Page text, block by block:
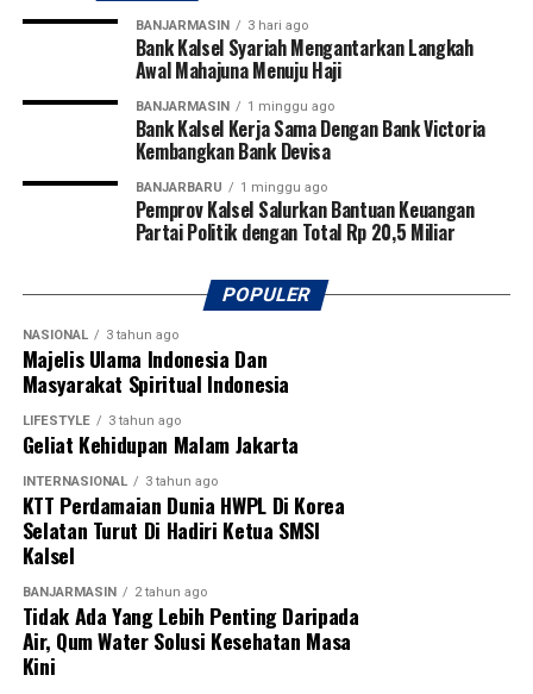
Pangdam juga berharap dari kompetisi perdana tersebut
akan lahir pemain-pemain potensial yang mampu
membawa nama harum Kalimantan Selatan dan
Kalimantan Tengah di tingkat nasional bahkan
internasional.
Pembukaan turnamen semakin meriah dengan laga
perdana yang mempertemukan tim Kabupaten Tapin
melawan Kabupaten Hulu Sungai Utara (HSU). Kegiatan
Kalimantan Selatan, KONI Kalimantan Selatan, serta
berbagai organisasi olahraga lainnya sebagai bentuk
komitmen bersama dalam memajukan sepak bola dan
melahirkan generasi atlet berprestasi di Banua.
[adv/adpim]
Post Views: 17
Sebarkan
Messenger 0 Twitter
BANJARMASIN 3 hari ago
Bank Kalsel Syariah Mengantarkan Langkah
Awal Mahajuna Menuju Haji
BANJARMASIN 1 minggu ago
Bank Kalsel Kerja Sama Dengan Bank Victoria
Kembangkan Bank Devisa
BANJARBARU 1 minggu ago
Pemprov Kalsel Salurkan Bantuan Keuangan
Partai Politik dengan Total Rp 20,5 Miliar
POPULER
NASIONAL 3 tahun ago
Majelis Ulama Indonesia Dan
Masyarakat Spiritual Indonesia
LIFESTYLE 3 tahun ago
Geliat Kehidupan Malam Jakarta
INTERNASIONAL 3 tahun ago
KTT Perdamaian Dunia HWPL Di Korea
Selatan Turut Di Hadiri Ketua SMSI
Kalsel
BANJARMASIN 2 tahun ago
Tidak Ada Yang Lebih Penting Daripada
Air, Qum Water Solusi Kesehatan Masa
Kini